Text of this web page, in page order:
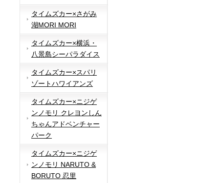
タイムズカー×さがみ
湖MORI MORI
タイムズカー×横浜・
八景島シーパラダイス
タイムズカー×スパリ
ゾートハワイアンズ
タイムズカー×ニジゲ
ンノモリ クレヨンしん
ちゃんアドベンチャー
パーク
タイムズカー×ニジゲ
ンノモリ NARUTO &
BORUTO 忍里